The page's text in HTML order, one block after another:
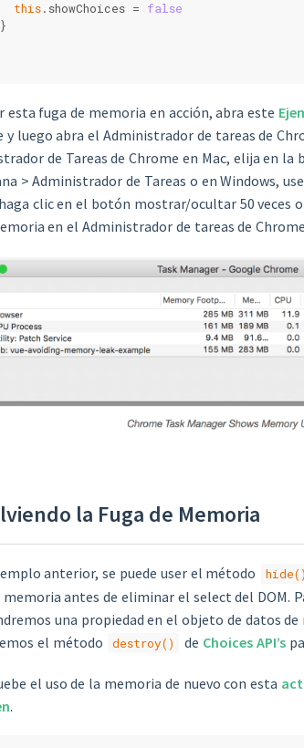
this.showChoices = false
esta fuga de memoria en acción, abra este
y luego abra el Administrador de tareas de
de Tareas de Chrome en Mac, elija en la
> Administrador de Tareas o en Windows,
clic en el botón mostrar/ocultar 50 veces
en el Administrador de tareas de
la Fuga de Memoria
anterior, se puede user el método hide()
memoria antes de eliminar el select del DOM.
una propiedad en el objeto de datos de
el método
destroy() de Choices API’s
el uso de la memoria de nuevo con esta
.